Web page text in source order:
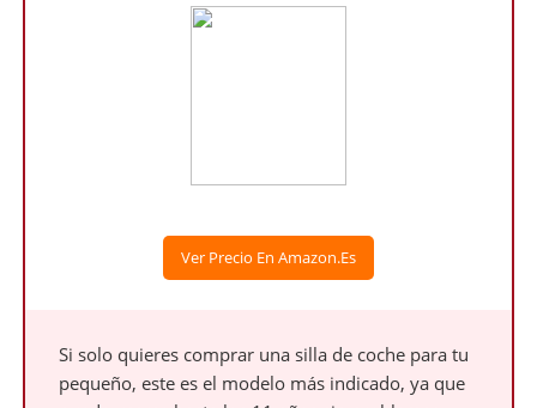
Ver Precio En Amazon.es
Si solo quieres comprar una silla de coche para tu
pequeño, este es el modelo más indicado, ya que